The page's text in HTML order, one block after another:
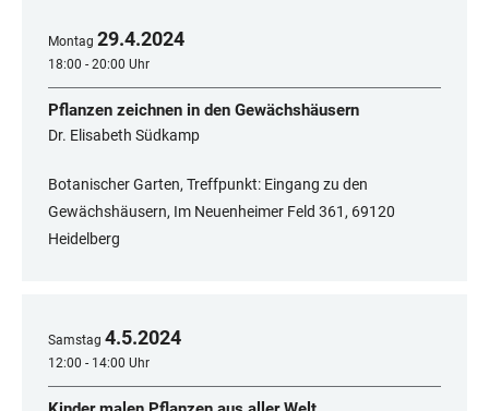
Montag 29.4.2024
18:00 - 20:00 Uhr
Pflanzen zeichnen in den Gewächshäusern
Dr. Elisabeth Südkamp
Botanischer Garten, Treffpunkt: Eingang zu den
Gewächshäusern, Im Neuenheimer Feld 361, 69120
Heidelberg
Samstag 4.5.2024
12:00 - 14:00 Uhr